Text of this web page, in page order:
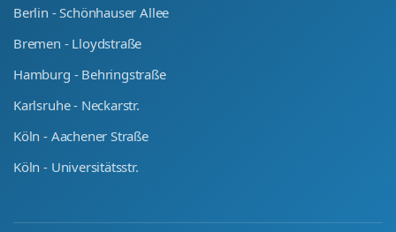
Berlin - Schönhauser Allee
Bremen - Lloydstraße
Hamburg - Behringstraße
Karlsruhe - Neckarstr.
Köln - Aachener Straße
Köln - Universitätsstr.